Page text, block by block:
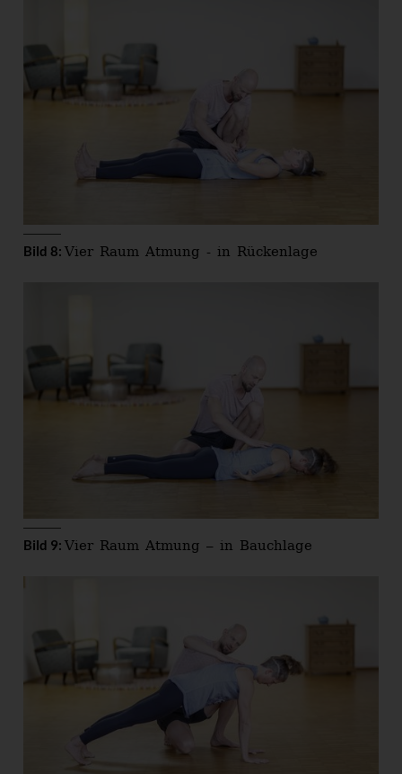
Bild 8: Vier Raum Atmung - in Rückenlage
Bild 9: Vier Raum Atmung – in Bauchlage